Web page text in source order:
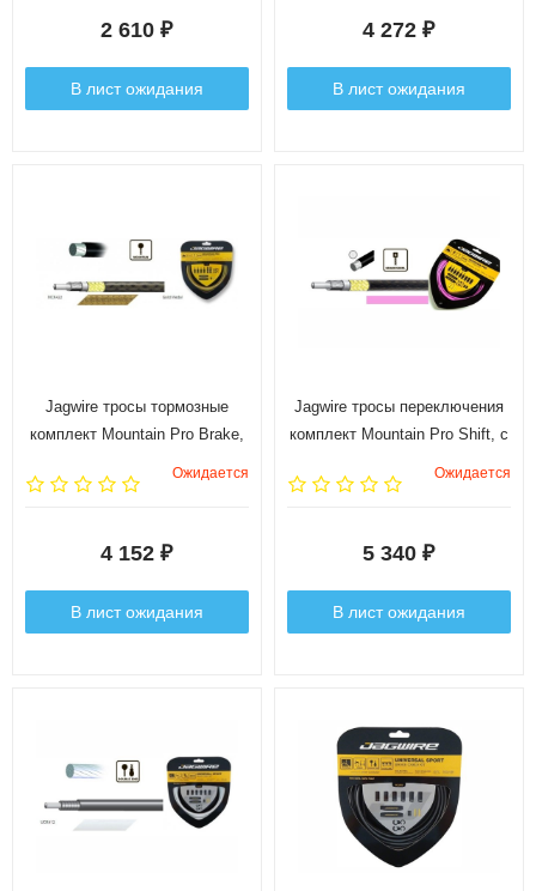
2 610 ₽
В лист ожидания
4 272 ₽
В лист ожидания
Jagwire тросы тормозные
комплект Mountain Pro Brake,
оболочкой, "золото"
Ожидается
4 152 ₽
В лист ожидания
Jagwire тросы переключения
комплект Mountain Pro Shift, с
оболочкой, розовый
Ожидается
5 340 ₽
В лист ожидания